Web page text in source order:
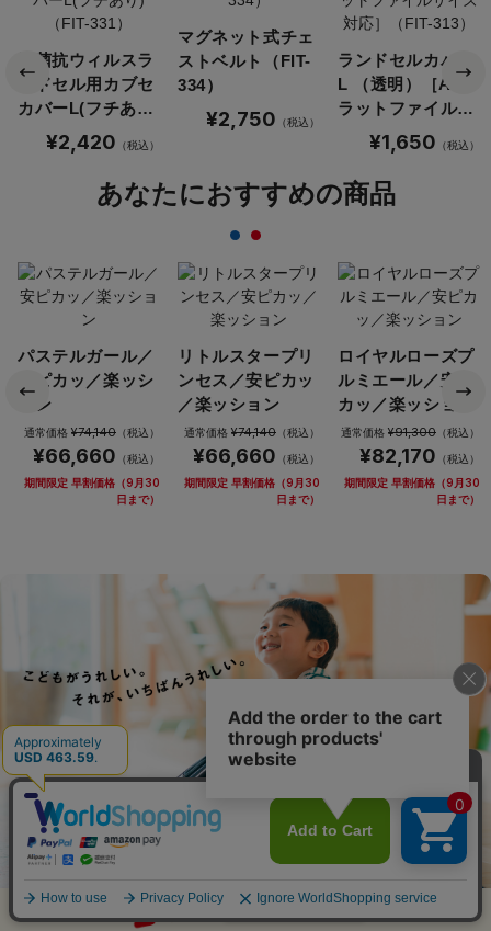
抗菌抗ウィルスラ
ンドセル用カブセ
カバーL(フチあり)
（FIT-331）
¥2,420 （税込）
マグネット式チェ
ストベルト（FIT-
334）
¥2,750 （税込）
ランドセルカバー
L （透明）［A4フ
ラットファイルサ
イズ対応］（FIT-
¥1,650 （税込）
あなたにおすすめの商品
パステルガール／
安ピカッ／楽ッシ
ョン
通常価格 ¥74,140 （税込）
¥66,660 （税込）
期間限定 早割価格（9月30
日まで）
リトルスタープリ
ンセス／安ピカッ
／楽ッション
通常価格 ¥74,140 （税込）
¥66,660 （税込）
期間限定 早割価格（9月30
日まで）
ロイヤルローズプ
ルミエール／安ピ
カッ／楽ッション
通常価格 ¥91,300 （税込）
¥82,170 （税込）
期間限定 早割価格（9月30
日まで）
アイテム比較
アイテムを全削除